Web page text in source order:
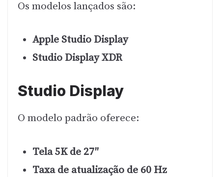
Os modelos lançados são:
Apple Studio Display
Studio Display XDR
Studio Display
O modelo padrão oferece:
Tela 5K de 27″
Taxa de atualização de 60 Hz